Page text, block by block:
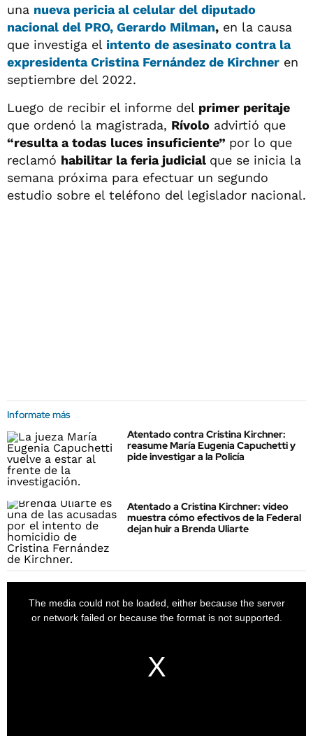
una nueva pericia al celular del diputado
nacional del PRO, Gerardo Milman, en la causa
que investiga el intento de asesinato contra la
expresidenta Cristina Fernández de Kirchner en
septiembre del 2022.
Luego de recibir el informe del primer peritaje
que ordenó la magistrada, Rívolo advirtió que
“resulta a todas luces insuficiente” por lo que
reclamó habilitar la feria judicial que se inicia la
semana próxima para efectuar un segundo
estudio sobre el teléfono del legislador nacional.
Informate más
Atentado contra Cristina Kirchner:
reasume María Eugenia Capuchetti y
pide investigar a la Policía
Atentado a Cristina Kirchner: video
muestra cómo efectivos de la Federal
dejan huir a Brenda Uliarte